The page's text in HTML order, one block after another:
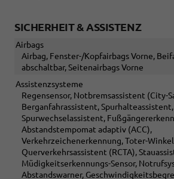
SICHERHEIT & ASSISTENZ
Airbags
Airbag, Fenster-/Kopfairbags Vorne,
abschaltbar, Seitenairbags Vorne
Assistenzsysteme
Regensensor, Notbremsassistent (City-
Berganfahrassistent, Spurhalteassistent,
Spurwechselassistent,
Abstandstempomat adaptiv (ACC),
Verkehrzeichenerkennung, Toter-
Querverkehrsassistent (RCTA),
Müdigkeitserkennungs-Sensor,
Abstandswarner,